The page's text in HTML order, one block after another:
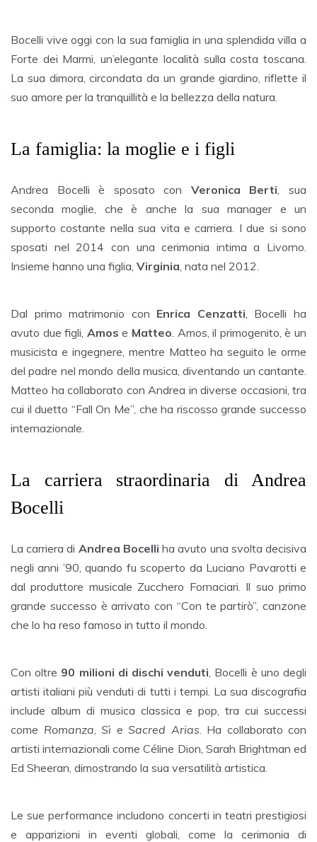
Bocelli vive oggi con la sua famiglia in una splendida villa a
Forte dei Marmi, un’elegante località sulla costa toscana.
La sua dimora, circondata da un grande giardino, riflette il
suo amore per la tranquillità e la bellezza della natura.
La famiglia: la moglie e i figli
Andrea Bocelli è sposato con Veronica Berti , sua
seconda moglie, che è anche la sua manager e un
supporto costante nella sua vita e carriera. I due si sono
sposati nel 2014 con una cerimonia intima a Livorno.
Insieme hanno una figlia, Virginia , nata nel 2012.
Dal primo matrimonio con Enrica Cenzatti , Bocelli ha
avuto due figli, Amos e Matteo . Amos, il primogenito, è un
musicista e ingegnere, mentre Matteo ha seguito le orme
del padre nel mondo della musica, diventando un cantante.
Matteo ha collaborato con Andrea in diverse occasioni, tra
cui il duetto “Fall On Me”, che ha riscosso grande successo
internazionale.
La carriera straordinaria di Andrea
Bocelli
La carriera di Andrea Bocelli ha avuto una svolta decisiva
negli anni ’90, quando fu scoperto da Luciano Pavarotti e
dal produttore musicale Zucchero Fornaciari. Il suo primo
grande successo è arrivato con “Con te partirò”, canzone
che lo ha reso famoso in tutto il mondo.
Con oltre 90 milioni di dischi venduti , Bocelli è uno degli
artisti italiani più venduti di tutti i tempi. La sua discografia
include album di musica classica e pop, tra cui successi
come Romanza Sì e Sacred Arias . Ha collaborato con
artisti internazionali come Céline Dion, Sarah Brightman ed
Ed Sheeran, dimostrando la sua versatilità artistica.
Le sue performance includono concerti in teatri prestigiosi
e apparizioni in eventi globali, come la cerimonia di